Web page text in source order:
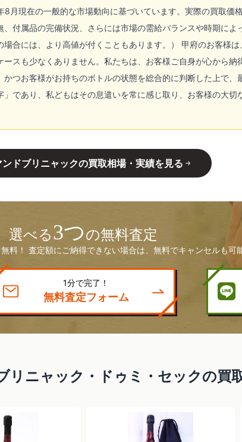
月現在の一般的な市場動向に基づいています。実際の買取価
付属品の完備状況、さらには市場の需給バランスや時期によ
合には、より高値が付くこともあります。） 甲府のお客様
スも少なくありません。私たちは、お客様ご自身が心から納
つお客様がお持ちのボトルの状態を総合的に判断した上で、
であり、私どもはその息遣いを常に感じ取り、お客様の大切
ンドブリニャックの買取相場・実績を見る
選べる3つの無料査定
料！ 査定額にご納得できない場合は、無料でキャンセルも可
1分で完了！
無料査定フォーム
リニャック・ドゥミ・セックの買